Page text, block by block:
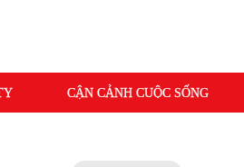
CẬN CẢNH CUỘC SỐNG